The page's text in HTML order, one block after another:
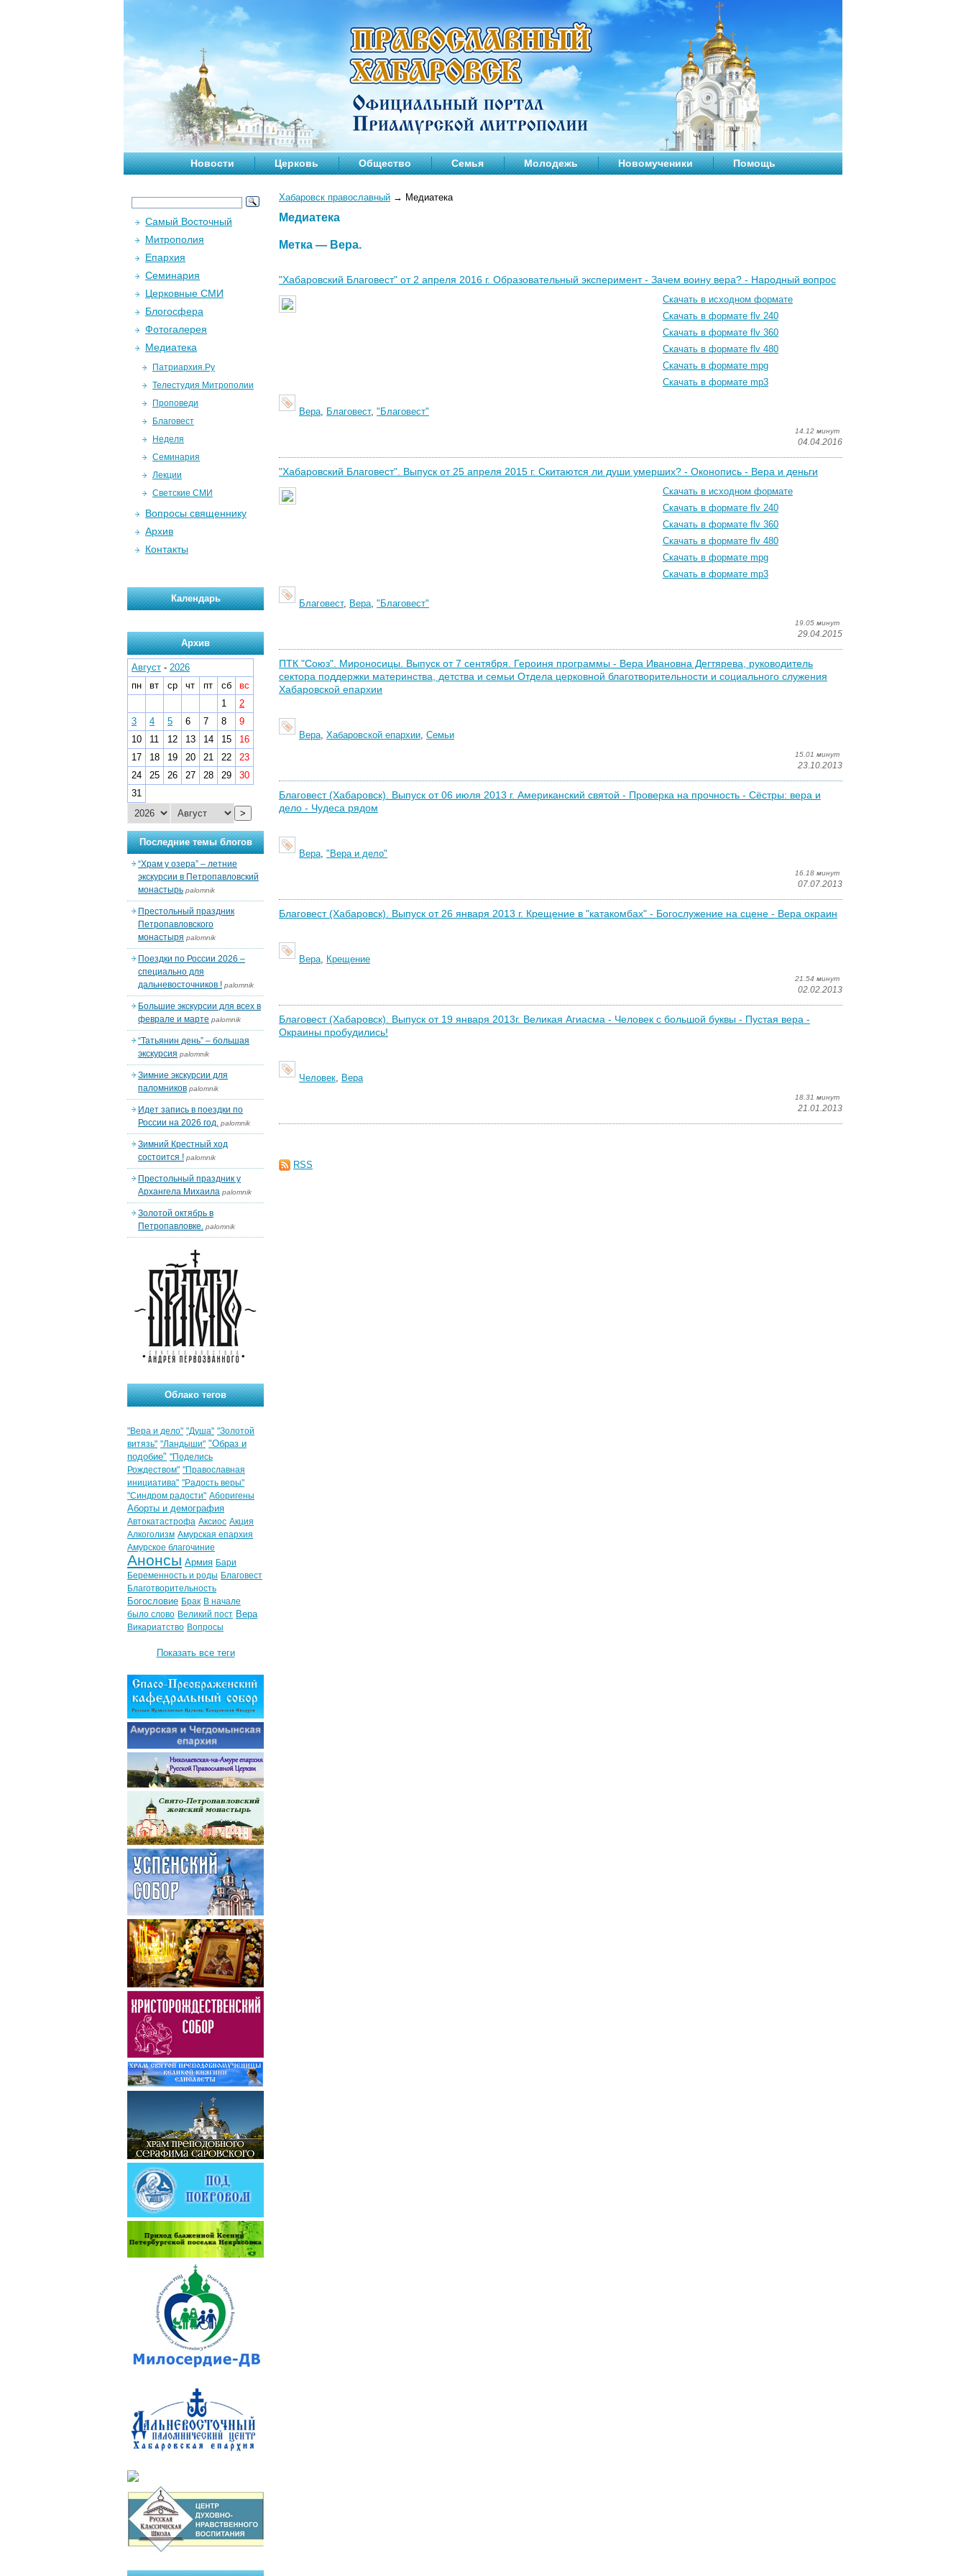
Новости Церковь Общество Семья Молодежь Новомученики Помощь
Хабаровск православный → Медиатека
Медиатека
Метка — Вера.
"Хабаровский Благовест" от 2 апреля 2016 г. Образовательный эксперимент - Зачем воину вера? - Народный вопрос
Скачать в исходном формате
Скачать в формате flv 240
Скачать в формате flv 360
Скачать в формате flv 480
Скачать в формате mpg
Скачать в формате mp3
Вера, Благовест, "Благовест"
14.12 минут
04.04.2016
"Хабаровский Благовест". Выпуск от 25 апреля 2015 г. Скитаются ли души умерших? - Оконопись - Вера и деньги
Скачать в исходном формате
Скачать в формате flv 240
Скачать в формате flv 360
Скачать в формате flv 480
Скачать в формате mpg
Скачать в формате mp3
Благовест, Вера, "Благовест"
19.05 минут
29.04.2015
ПТК "Союз". Мироносицы. Выпуск от 7 сентября. Героиня программы - Вера Ивановна Дегтярева, руководитель
сектора поддержки материнства, детства и семьи Отдела церковной благотворительности и социального служения
Хабаровской епархии
Вера, Хабаровской епархии, Семьи
15.01 минут
23.10.2013
Благовест (Хабаровск). Выпуск от 06 июля 2013 г. Американский святой - Проверка на прочность - Сёстры: вера и
дело - Чудеса рядом
Вера, "Вера и дело"
16.18 минут
07.07.2013
Благовест (Хабаровск). Выпуск от 26 января 2013 г. Крещение в "катакомбах" - Богослужение на сцене - Вера окраин
Вера, Крещение
21.54 минут
02.02.2013
Благовест (Хабаровск). Выпуск от 19 января 2013г. Великая Агиасма - Человек с большой буквы - Пустая вера -
Окраины пробудились!
Человек, Вера
18.31 минут
21.01.2013
RSS
Самый Восточный
Митрополия
Епархия
Семинария
Церковные СМИ
Блогосфера
Фотогалерея
Медиатека
Патриархия.Ру
Телестудия Митрополии
Проповеди
Благовест
Неделя
Семинария
Лекции
Светские СМИ
Вопросы священнику
Архив
Контакты
Календарь
Архив
Август - 2026
пн
вт ср чт пт сб
вс
1
2
3
4 5 6 7 8
9
10
11 12 13 14 15
16
17
18 19 20 21 22
23
24
25 26 27 28 29
30
31
>
Последние темы блогов
“Храм у озера” – летние
экскурсии в Петропавловский
монастырь palomnik
Престольный праздник
Петропавловского
монастыря palomnik
Поездки по России 2026 –
специально для
дальневосточников ! palomnik
Большие экскурсии для всех в
феврале и марте palomnik
“Татьянин день” – большая
экскурсия palomnik
Зимние экскурсии для
паломников palomnik
Идет запись в поездки по
России на 2026 год. palomnik
Зимний Крестный ход
состоится ! palomnik
Престольный праздник у
Архангела Михаила palomnik
Золотой октябрь в
Петропавловке. palomnik
Облако тегов
"Вера и дело" "Душа" "Золотой
витязь" "Ландыши" "Образ и
подобие" "Поделись
Рождеством" "Православная
инициатива" "Радость веры"
"Синдром радости" Аборигены
Аборты и демография
Автокатастрофа Аксиос Акция
Алкоголизм Амурская епархия
Амурское благочиние
Анонсы Армия Бари
Беременность и роды Благовест
Благотворительность
Богословие Брак В начале
было слово Великий пост Вера
Викариатство Вопросы
Показать все теги